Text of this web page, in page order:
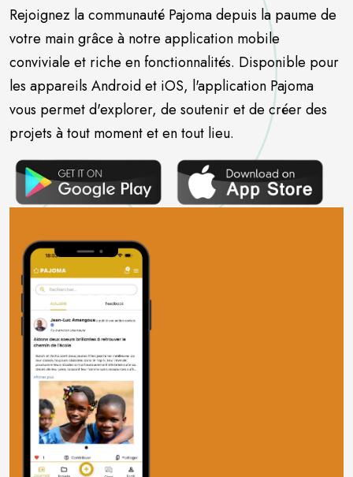
Rejoignez la communauté Pajoma depuis la paume de
votre main grâce à notre application mobile
conviviale et riche en fonctionnalités. Disponible pour
les appareils Android et iOS, l'application Pajoma
vous permet d'explorer, de soutenir et de créer des
projets à tout moment et en tout lieu.